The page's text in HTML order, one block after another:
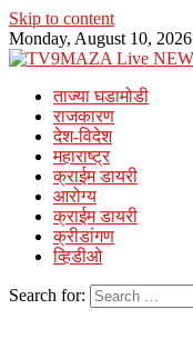
Skip to content
Monday, August 10, 2026
ताज्या घडामोडी
राजकारण
देश-विदेश
महाराष्ट्र
क्राईम डायरी
आरोग्य
क्राईम डायरी
क्रीडांगण
व्हिडीओ
Search for: